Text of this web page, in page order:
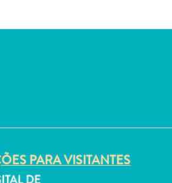
PARA VISITANTES